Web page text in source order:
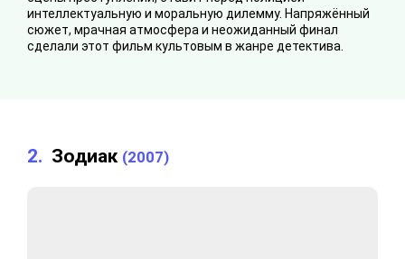
интеллектуальную и моральную дилемму. Напряжённый
сюжет, мрачная атмосфера и неожиданный финал
сделали этот фильм культовым в жанре детектива.
2. Зодиак (2007)